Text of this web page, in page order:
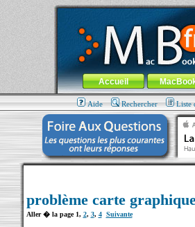
MacBook-fr.com : 100% Apple... 100%
Aller au contenu-Aller au menu
Menu général
Accueil
Aide Rechercher Liste
problème carte
Aller � la page 1, 2, 3, 4 Suivante